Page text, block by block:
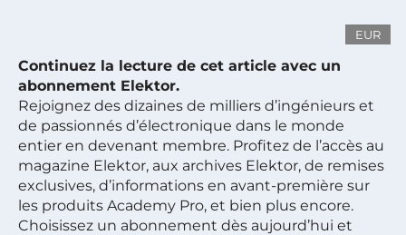
EUR
Continuez la lecture de cet article avec un
abonnement Elektor.
Rejoignez des dizaines de milliers d’ingénieurs et
de passionnés d’électronique dans le monde
entier en devenant membre. Profitez de l’accès au
magazine Elektor, aux archives Elektor, de remises
exclusives, d’informations en avant-première sur
les produits Academy Pro, et bien plus encore.
Choisissez un abonnement dès aujourd’hui et